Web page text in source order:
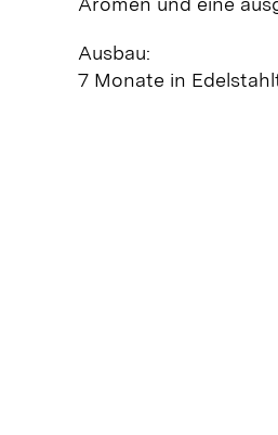
Ausbau:
7 Monate in